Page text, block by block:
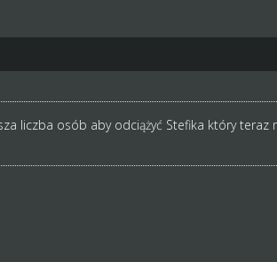
liczba osób aby odciążyć Stefika który teraz